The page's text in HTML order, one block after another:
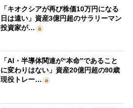
「キオクシアが再び株価10万円になる
日は遠い」資産3億円超のサラリーマン
投資家が…
「AI・半導体関連が“本命”であること
に変わりはない」資産20億円超の90歳
現役トレー…